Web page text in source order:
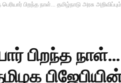
பிறந்த நாள்… தமிழ்நாடு அரசு
பிறந்த நாள்…